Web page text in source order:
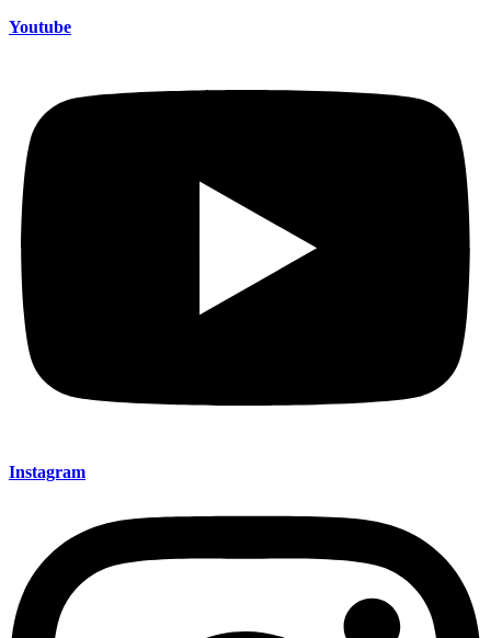
Youtube
Instagram